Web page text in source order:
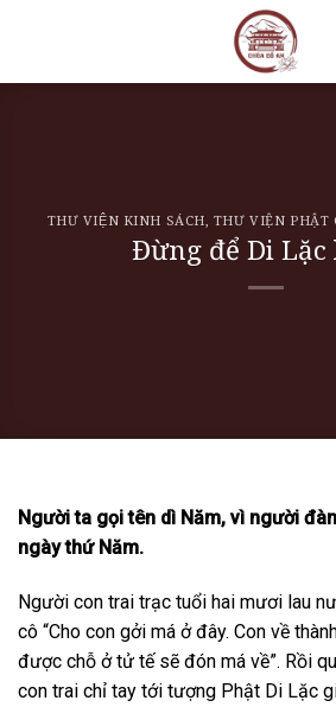
THƯ VIỆN KINH SÁCH THƯ VIỆN PHẬT
Đừng để Di Lặc
Người ta gọi tên dì Năm, vì người
ngày thứ Năm.
Người con trai trạc tuổi hai mươi lau
cô “Cho con gởi má ở đây. Con về
được chỗ ở tử tế sẽ đón má về”. Rồi
con trai chỉ tay tới tượng Phật Di Lặc